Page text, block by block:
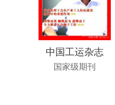
中国工运杂志
国家级期刊